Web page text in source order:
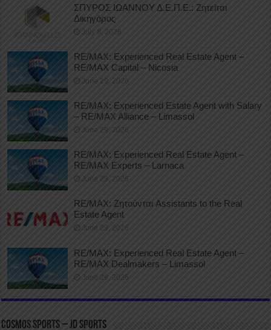
ΣΠΥΡΟΣ ΙΩΑΝΝΟΥ Δ.Ε.Π.Ε.: Ζητείται
Δικηγόρος
July 8, 2026
RE/MAX: Experienced Real Estate Agent –
RE/MAX Capital – Nicosia
June 29, 2026
RE/MAX: Experienced Estate Agent with Salary
– RE/MAX Alliance – Limassol
June 29, 2026
RE/MAX: Experienced Real Estate Agent –
RE/MAX Experts – Larnaca
June 29, 2026
RE/MAX: Ζητούνται Assistants to the Real
Estate Agent
June 29, 2026
RE/MAX: Experienced Real Estate Agent –
RE/MAX Dealmakers – Limassol
June 29, 2026
COSMOS SPORTS – JD SPORTS